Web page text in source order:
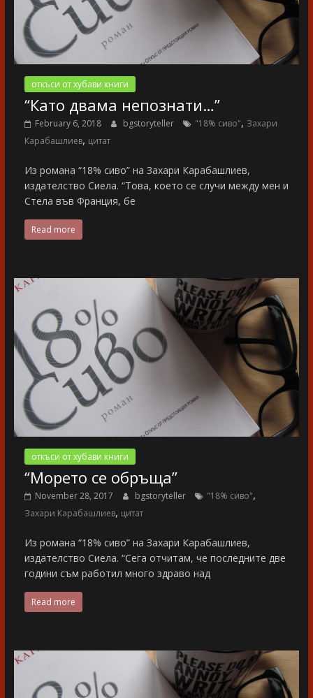
откъси от хубави книги
“Като двама непознати…”
February 6, 2018 bgstoryteller "18% сиво", Захари
Карабашлиев, цитат
Из романа “18% сиво” на Захари Карабашлиев,
издателство Сиела. “Това, което се случи между мен и
Стела във Франция, бе
Read more
откъси от хубави книги
“Морето се обръща”
November 28, 2017 bgstoryteller "18% сиво",
Захари Карабашлиев, цитат
Из романа “18% сиво” на Захари Карабашлиев,
издателство Сиела. “Сега отчитам, че последните две
години съм работил много здраво над
Read more